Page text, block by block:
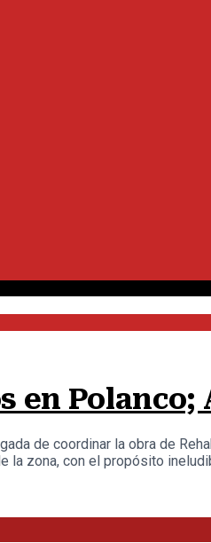
en Polanco;
de coordinar la obra de
zona, con el propósito